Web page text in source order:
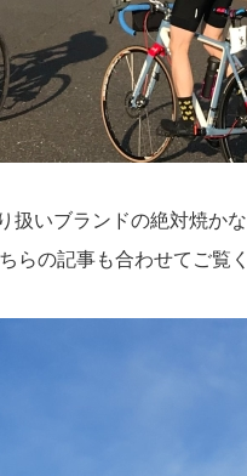
扱いブランドの絶対焼か
らの記事も合わせてご覧